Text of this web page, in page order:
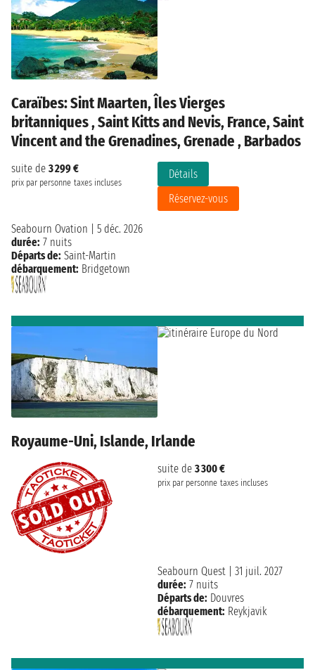
Caraïbes: Sint Maarten, Îles Vierges
britanniques , Saint Kitts and Nevis, France, Saint
Vincent and the Grenadines, Grenade , Barbados
suite de 3 299 €
prix par personne taxes incluses
Détails
Réservez-vous
Seabourn Ovation
5 déc. 2026
durée: 7 nuits
Départs de: Saint-Martin
débarquement: Bridgetown
Royaume-Uni, Islande, Irlande
suite de 3 300 €
prix par personne taxes incluses
Seabourn Quest
31 juil. 2027
durée: 7 nuits
Départs de: Douvres
débarquement: Reykjavik